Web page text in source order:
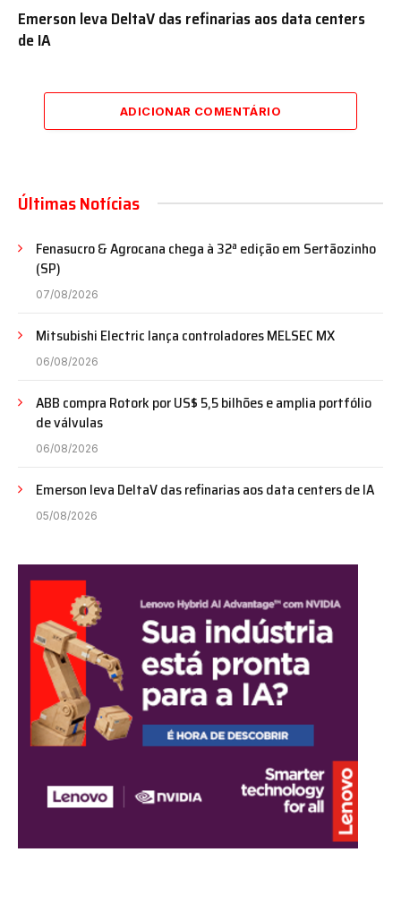
Emerson leva DeltaV das refinarias aos data centers
de IA
ADICIONAR COMENTÁRIO
Últimas Notícias
Fenasucro & Agrocana chega à 32ª edição em Sertãozinho
(SP)
07/08/2026
Mitsubishi Electric lança controladores MELSEC MX
06/08/2026
ABB compra Rotork por US$ 5,5 bilhões e amplia portfólio
de válvulas
06/08/2026
Emerson leva DeltaV das refinarias aos data centers de IA
05/08/2026